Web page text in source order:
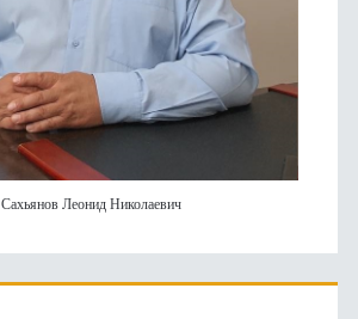
Сахьянов Леонид Николаевич